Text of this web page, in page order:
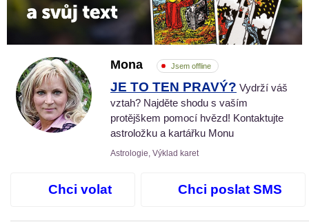
Mona Jsem offline
JE TO TEN PRAVÝ? Vydrží váš
vztah? Najděte shodu s vaším
protějškem pomocí hvězd! Kontaktujte
astroložku a kartářku Monu
Astrologie, Výklad karet
Chci volat Chci poslat SMS